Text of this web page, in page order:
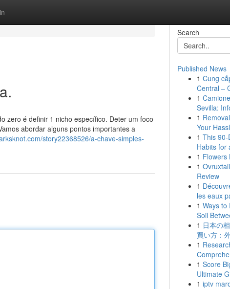
zero é definir 1 nicho específico. Deter um foco
abordar alguns pontos importantes a
story22368526/a-chave-simples-
Search
Published News
1 Cung
Central –
1
Sevilla:
1
Your
1 This 90-
Habits for
1 Flowers
1
Review
1
les eaux
1 Ways to
Soil
1 日本の
買い方：
1
1 Score
Ultimate
1 iptv